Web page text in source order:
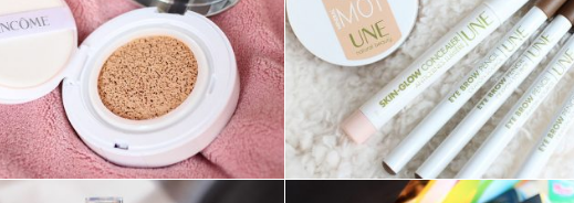
MAKE-UP ///
FOND DE TEINT
MIRACLE CUSHION –
LANCÔME
MAKE-UP ///
IL Y A DU NOUVEAU
CHEZ UNE BEAUTY !